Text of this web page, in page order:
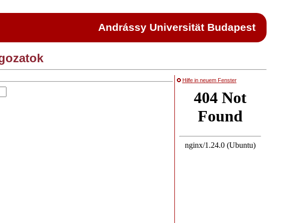
Andrássy Universität Budapest
Hilfe in neuem Fenster